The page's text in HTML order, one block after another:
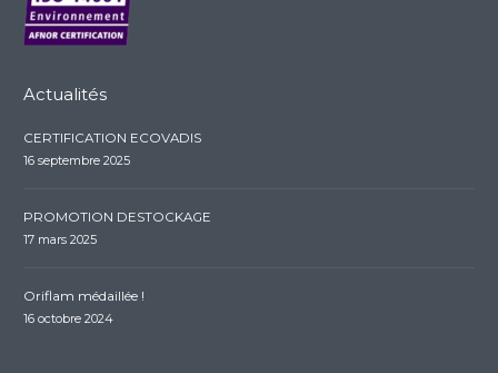
Actualités
CERTIFICATION ECOVADIS
16 septembre 2025
PROMOTION DESTOCKAGE
17 mars 2025
Oriflam médaillée !
16 octobre 2024